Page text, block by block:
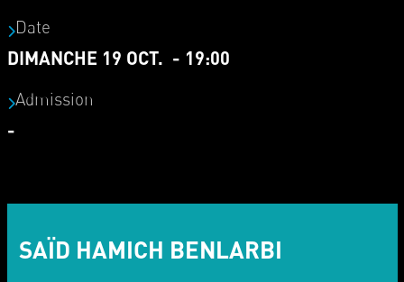
Date
DIMANCHE 19 OCT. - 19:00
Admission
-
SAÏD HAMICH BENLARBI